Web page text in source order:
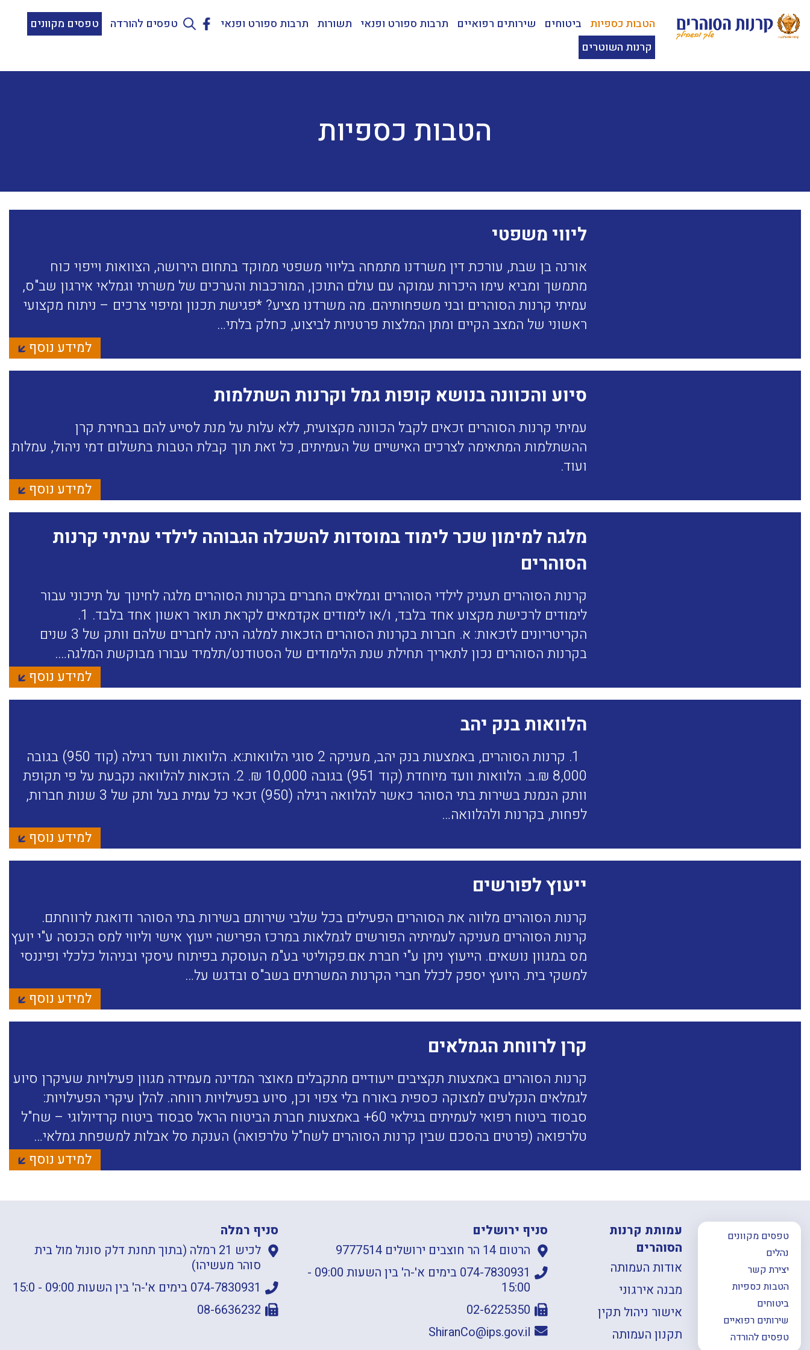
הטבות כספיות ביטוחים שירותים רפואיים תרבות ספורט ופנאי תשורות תרבות ספורט ופנאי טפסים להורדה
טפסים מקוונים
קרנות השוטרים
הטבות כספיות
ליווי משפטי
אורנה בן שבת, עורכת דין משרדנו מתמחה בליווי משפטי ממוקד בתחום הירושה, הצוואות וייפוי כוח
מתמשך ומביא עימו היכרות עמוקה עם עולם התוכן, המורכבות והערכים של משרתי וגמלאי אירגון שב"ס,
עמיתי קרנות הסוהרים ובני משפחותיהם. מה משרדנו מציע? *פגישת תכנון ומיפוי צרכים – ניתוח מקצועי
ראשוני של המצב הקיים ומתן המלצות פרטניות לביצוע, כחלק בלתי…
למידע נוסף
סיוע והכוונה בנושא קופות גמל וקרנות השתלמות
עמיתי קרנות הסוהרים זכאים לקבל הכוונה מקצועית, ללא עלות על מנת לסייע להם בבחירת קרן
ההשתלמות המתאימה לצרכים האישיים של העמיתים, כל זאת תוך קבלת הטבות בתשלום דמי ניהול, עמלות
ועוד.
למידע נוסף
מלגה למימון שכר לימוד במוסדות להשכלה הגבוהה לילדי עמיתי קרנות
הסוהרים
קרנות הסוהרים תעניק לילדי הסוהרים וגמלאים החברים בקרנות הסוהרים מלגה לחינוך על תיכוני עבור
לימודים לרכישת מקצוע אחד בלבד, ו/או לימודים אקדמאים לקראת תואר ראשון אחד בלבד. 1.
הקריטריונים לזכאות: א. חברות בקרנות הסוהרים הזכאות למלגה הינה לחברים שלהם וותק של 3 שנים
בקרנות הסוהרים נכון לתאריך תחילת שנת הלימודים של הסטודנט/תלמיד עבורו מבוקשת המלגה….
למידע נוסף
הלוואות בנק יהב
1. קרנות הסוהרים, באמצעות בנק יהב, מעניקה 2 סוגי הלוואות:א. הלוואות וועד רגילה (קוד 950) בגובה
8,000 ₪.ב. הלוואות וועד מיוחדת (קוד 951) בגובה 10,000 ₪. 2. הזכאות להלוואה נקבעת על פי תקופת
וותק הנמנת בשירות בתי הסוהר כאשר להלוואה רגילה (950) זכאי כל עמית בעל ותק של 3 שנות חברות,
לפחות, בקרנות ולהלוואה…
למידע נוסף
ייעוץ לפורשים
קרנות הסוהרים מלווה את הסוהרים הפעילים בכל שלבי שירותם בשירות בתי הסוהר ודואגת לרווחתם.
קרנות הסוהרים מעניקה לעמיתיה הפורשים לגמלאות במרכז הפרישה ייעוץ אישי וליווי למס הכנסה ע"י יועץ
מס במגוון נושאים. הייעוץ ניתן ע"י חברת אם.פקוליטי בע"מ העוסקת בפיתוח עיסקי ובניהול כלכלי ופיננסי
למשקי בית. היועץ יספק לכלל חברי הקרנות המשרתים בשב"ס ובדגש על…
למידע נוסף
קרן לרווחת הגמלאים
קרנות הסוהרים באמצעות תקציבים ייעודיים מתקבלים מאוצר המדינה מעמידה מגוון פעילויות שעיקרן סיוע
לגמלאים הנקלעים למצוקה כספית באורח בלי צפוי וכן, סיוע בפעילויות רווחה. להלן עיקרי הפעילויות:
סבסוד ביטוח רפואי לעמיתים בגילאי 60+ באמצעות חברת הביטוח הראל סבסוד ביטוח קרדיולוגי – שח"ל
טלרפואה (פרטים בהסכם שבין קרנות הסוהרים לשח"ל טלרפואה) הענקת סל אבלות למשפחת גמלאי…
למידע נוסף
טפסים מקוונים
נהלים
יצירת קשר
הטבות כספיות
ביטוחים
שירותים רפואיים
טפסים להורדה
עמותת קרנות
הסוהרים
אודות העמותה
מבנה אירגוני
אישור ניהול תקין
תקנון העמותה
סניף ירושלים
הרטום 14 הר חוצבים ירושלים 9777514
074-7830931 בימים א'-ה' בין השעות 09:00 -
15:00
02-6225350
ShiranCo@ips.gov.il
סניף רמלה
לכיש 21 רמלה (בתוך תחנת דלק סונול מול בית
סוהר מעשיהו)
074-7830931 בימים א'-ה' בין השעות 09:00 - 15:0
08-6636232